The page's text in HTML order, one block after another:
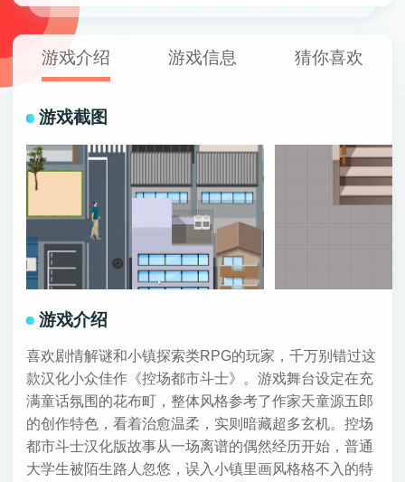
游戏介绍 游戏信息 猜你喜欢
游戏截图
游戏介绍
喜欢剧情解谜和小镇探索类RPG的玩家，千万别错过这
款汉化小众佳作《控场都市斗士》。游戏舞台设定在充
满童话氛围的花布町，整体风格参考了作家天童源五郎
的创作特色，看着治愈温柔，实则暗藏超多玄机。控场
都市斗士汉化版故事从一场离谱的偶然经历开始，普通
大学生被陌生路人忽悠，误入小镇里画风格格不入的特